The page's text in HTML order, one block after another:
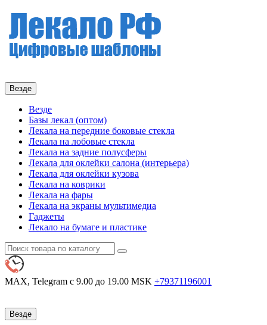
Везде
Везде
Базы лекал (оптом)
Лекала на передние боковые стекла
Лекала на лобовые стекла
Лекала на задние полусферы
Лекала для оклейки салона (интерьера)
Лекала для оклейки кузова
Лекала на коврики
Лекала на фары
Лекала на экраны мультимедиа
Гаджеты
Лекало на бумаге и пластике
MAX, Telegram с 9.00 до 19.00 MSK +79371196001
Везде